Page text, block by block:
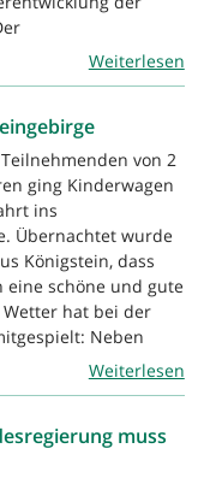
Weiterlesen
von 2
ging Kinderwagen
ins
Übernachtet wurde
Königstein, dass
schöne und gute
hat bei der
Neben
Weiterlesen
muss